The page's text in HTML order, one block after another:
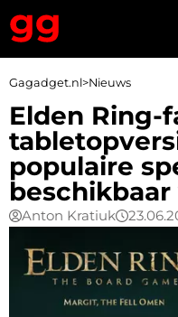
Gagadget.nl>Nieuws
Elden Ring-
populaire
Anton Kratiuk